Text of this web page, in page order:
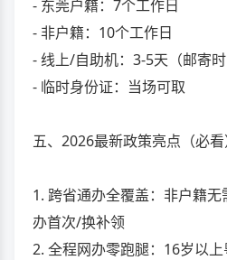
- 东莞户籍：7个工作日
- 非户籍：10个工作日
- 线上/自助机：3-5天（邮寄时
- 临时身份证：当场可取
五、2026最新政策亮点（必看
1. 跨省通办全覆盖：非户籍
办首次/换补领
2. 全程网办零跑腿：16岁以